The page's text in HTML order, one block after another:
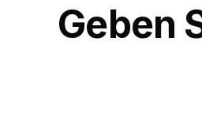
Geben